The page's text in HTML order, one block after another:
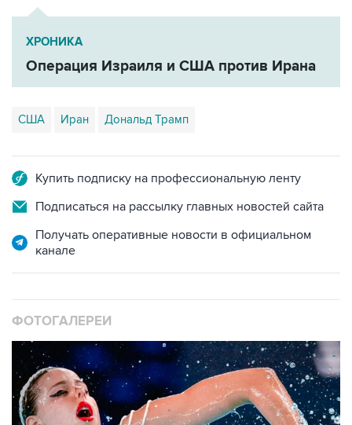
ХРОНИКА
Операция Израиля и США против Ирана
США Иран Дональд Трамп
Купить подписку на профессиональную ленту
Подписаться на рассылку главных новостей сайта
Получать оперативные новости в официальном
канале
ФОТОГАЛЕРЕИ